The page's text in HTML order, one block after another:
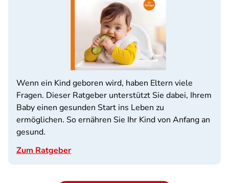
Wenn ein Kind geboren wird, haben Eltern viele
Fragen. Dieser Ratgeber unterstützt Sie dabei, Ihrem
Baby einen gesunden Start ins Leben zu
ermöglichen. So ernähren Sie Ihr Kind von Anfang an
gesund.
Zum Ratgeber